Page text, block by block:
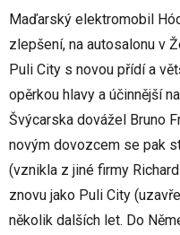
Maďarský elektromobil
zlepšení, na autosalonu v
Puli City s novou přídí a
opěrkou hlavy a účinnější
Švýcarska dovážel Bruno
novým dovozcem se pak
(vznikla z jiné firmy
znovu jako Puli City
několik dalších let. Do